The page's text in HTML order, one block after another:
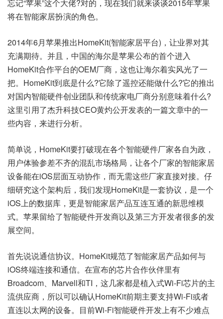
忘记“苹果”这个大佬?对的，现在我们就来谈谈2015年苹果
将在智能家居扮演的角色。
2014年6月苹果推出HomeKit(智能家居平台)，让业界对其
充满期待。并且，中国的海尔是苹果公布的首个进入
HomeKit合作平台的OEM厂商，这也让海尔着实风光了一
把。HomeKit到底是什么?它除了遥控还能做什么?它的推出
对国内智能硬件创业团队和传统家电厂商分别意味着什么?
这里引用了杰升科技CEO黄灼公开发表的一篇文章中的一
些内容，来进行分析。
简单说，HomeKit要打破现在各个智能硬件厂家各自为政，
用户体验参差不齐的混乱市场格局，让各个厂家的智能家居
设备能在iOS层面互动协作，而无需这些厂家直接对接。仔
细研究这个架构后，我们发现HomeKit是一套协议，是一个
iOS上的数据库，更是智能家居产品互连互通的新思维模
式。苹果留给了智能硬件开发商以及第三方开发者很多的发
展空间。
首先说说通信协议。HomeKit规范了智能家居产品如何与
iOS终端连接和通信。在宣布的芯片合作伙伴里有
Broadcom、Marvell和TI，这几家都是植入式Wi-Fi芯片的主
流供应商，所以可以确认HomeKit前期主要支持Wi-Fi或者
直连以太网的设备。目前Wi-Fi智能硬件开发上有不少难点